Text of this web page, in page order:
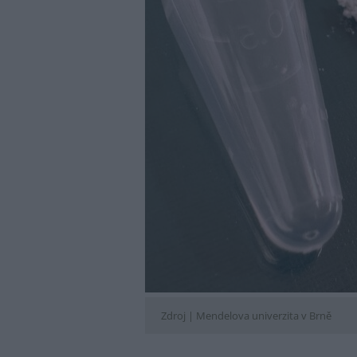
Zdroj | Mendelova univerzita v Brně